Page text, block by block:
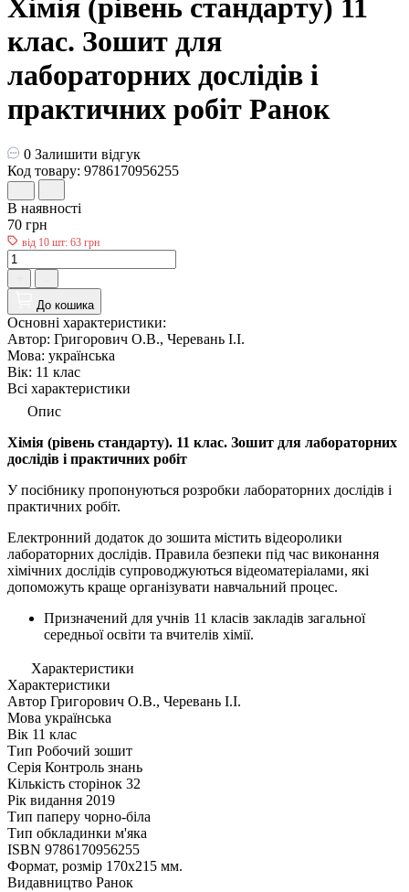
Хімія (рівень стандарту) 11
клас. Зошит для
лабораторних дослідів і
практичних робіт Ранок
0 Залишити відгук
Код товару: 9786170956255
В наявності
70 грн
від 10 шт: 63 грн
До кошика
Основні характеристики:
Автор: Григорович О.В., Черевань І.І.
Мова: українська
Вік: 11 клас
Всі характеристики
Опис
Хімія (рівень стандарту). 11 клас. Зошит для лабораторних
дослідів і практичних робіт
У посібнику пропонуються розробки лабораторних дослідів і
практичних робіт.
Електронний додаток до зошита містить відеоролики
лабораторних дослідів. Правила безпеки під час виконання
хімічних дослідів супроводжуються відеоматеріалами, які
допоможуть краще організувати навчальний процес.
Призначений для учнів 11 класів закладів загальної
середньої освіти та вчителів хімії.
Характеристики
Характеристики
Автор Григорович О.В., Черевань І.І.
Мова українська
Вік 11 клас
Тип Робочий зошит
Серія Контроль знань
Кількість сторінок 32
Рік видання 2019
Тип паперу чорно-біла
Тип обкладинки м'яка
ISBN 9786170956255
Формат, розмір 170х215 мм.
Видавництво Ранок